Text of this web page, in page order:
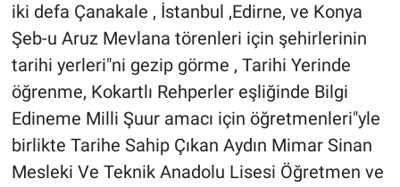
iki defa Çanakale , İstanbul ,Edirne, ve Konya
Şeb-u Aruz Mevlana törenleri için şehirlerinin
tarihi yerleri"ni gezip görme , Tarihi Yerinde
öğrenme, Kokartlı Rehperler eşliğinde Bilgi
Edineme Milli Şuur amacı için öğretmenleri"yle
birlikte Tarihe Sahip Çıkan Aydın Mimar Sinan
Mesleki Ve Teknik Anadolu Lisesi Öğretmen ve